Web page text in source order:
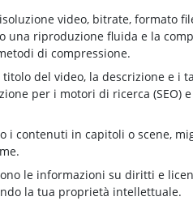
video, bitrate, formato
una riproduzione fluida e la
di compressione.
del video, la descrizione e i
per i motori di ricerca (SEO)
i contenuti in capitoli o scene,
le informazioni su diritti e
la tua proprietà intellettuale.